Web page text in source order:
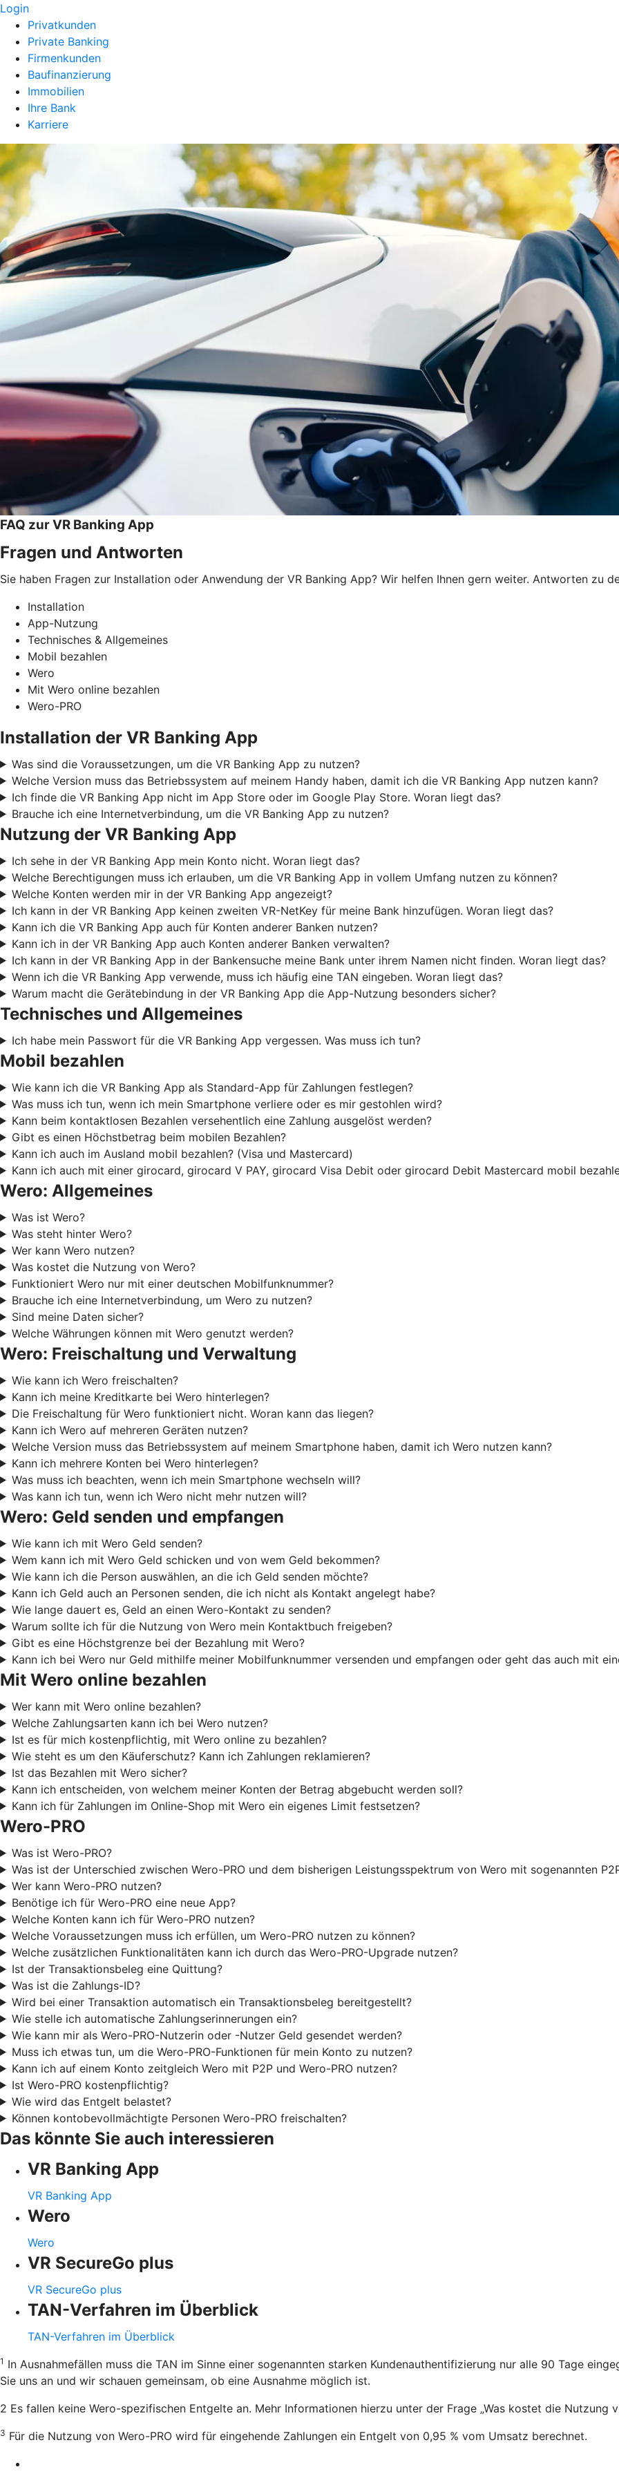
Login
Privatkunden
Private Banking
Firmenkunden
Baufinanzierung
Immobilien
Ihre Bank
Karriere
FAQ zur VR Banking App
Fragen und Antworten
Sie haben Fragen zur Installation oder Anwendung der VR Banking App? Wir helfen Ihnen gern weiter. Antworten zu
Installation
App-Nutzung
Technisches & Allgemeines
Mobil bezahlen
Wero
Mit Wero online bezahlen
Wero-PRO
Installation der VR Banking App
Was sind die Voraussetzungen, um die VR Banking App zu nutzen?
Welche Version muss das Betriebssystem auf meinem Handy haben, damit ich die VR Banking App nutzen kann?
Ich finde die VR Banking App nicht im App Store oder im Google Play Store. Woran liegt das?
Brauche ich eine Internetverbindung, um die VR Banking App zu nutzen?
Nutzung der VR Banking App
Ich sehe in der VR Banking App mein Konto nicht. Woran liegt das?
Welche Berechtigungen muss ich erlauben, um die VR Banking App in vollem Umfang nutzen zu können?
Welche Konten werden mir in der VR Banking App angezeigt?
Ich kann in der VR Banking App keinen zweiten VR-NetKey für meine Bank hinzufügen. Woran liegt das?
Kann ich die VR Banking App auch für Konten anderer Banken nutzen?
Kann ich in der VR Banking App auch Konten anderer Banken verwalten?
Ich kann in der VR Banking App in der Bankensuche meine Bank unter ihrem Namen nicht finden. Woran liegt das?
Wenn ich die VR Banking App verwende, muss ich häufig eine TAN eingeben. Woran liegt das?
Warum macht die Gerätebindung in der VR Banking App die App-Nutzung besonders sicher?
Technisches und Allgemeines
Ich habe mein Passwort für die VR Banking App vergessen. Was muss ich tun?
Mobil bezahlen
Wie kann ich die VR Banking App als Standard-App für Zahlungen festlegen?
Was muss ich tun, wenn ich mein Smartphone verliere oder es mir gestohlen wird?
Kann beim kontaktlosen Bezahlen versehentlich eine Zahlung ausgelöst werden?
Gibt es einen Höchstbetrag beim mobilen Bezahlen?
Kann ich auch im Ausland mobil bezahlen? (Visa und Mastercard)
Kann ich auch mit einer girocard, girocard V PAY, girocard Visa Debit oder girocard Debit Mastercard mobil
Wero: Allgemeines
Was ist Wero?
Was steht hinter Wero?
Wer kann Wero nutzen?
Was kostet die Nutzung von Wero?
Funktioniert Wero nur mit einer deutschen Mobilfunknummer?
Brauche ich eine Internetverbindung, um Wero zu nutzen?
Sind meine Daten sicher?
Welche Währungen können mit Wero genutzt werden?
Wero: Freischaltung und Verwaltung
Wie kann ich Wero freischalten?
Kann ich meine Kreditkarte bei Wero hinterlegen?
Die Freischaltung für Wero funktioniert nicht. Woran kann das liegen?
Kann ich Wero auf mehreren Geräten nutzen?
Welche Version muss das Betriebssystem auf meinem Smartphone haben, damit ich Wero nutzen kann?
Kann ich mehrere Konten bei Wero hinterlegen?
Was muss ich beachten, wenn ich mein Smartphone wechseln will?
Was kann ich tun, wenn ich Wero nicht mehr nutzen will?
Wero: Geld senden und empfangen
Wie kann ich mit Wero Geld senden?
Wem kann ich mit Wero Geld schicken und von wem Geld bekommen?
Wie kann ich die Person auswählen, an die ich Geld senden möchte?
Kann ich Geld auch an Personen senden, die ich nicht als Kontakt angelegt habe?
Wie lange dauert es, Geld an einen Wero-Kontakt zu senden?
Warum sollte ich für die Nutzung von Wero mein Kontaktbuch freigeben?
Gibt es eine Höchstgrenze bei der Bezahlung mit Wero?
Kann ich bei Wero nur Geld mithilfe meiner Mobilfunknummer versenden und empfangen oder geht das auch mit
Mit Wero online bezahlen
Wer kann mit Wero online bezahlen?
Welche Zahlungsarten kann ich bei Wero nutzen?
Ist es für mich kostenpflichtig, mit Wero online zu bezahlen?
Wie steht es um den Käuferschutz? Kann ich Zahlungen reklamieren?
Ist das Bezahlen mit Wero sicher?
Kann ich entscheiden, von welchem meiner Konten der Betrag abgebucht werden soll?
Kann ich für Zahlungen im Online-Shop mit Wero ein eigenes Limit festsetzen?
Wero-PRO
Was ist Wero-PRO?
Was ist der Unterschied zwischen Wero-PRO und dem bisherigen Leistungsspektrum von Wero mit sogenannten
Wer kann Wero-PRO nutzen?
Benötige ich für Wero-PRO eine neue App?
Welche Konten kann ich für Wero-PRO nutzen?
Welche Voraussetzungen muss ich erfüllen, um Wero-PRO nutzen zu können?
Welche zusätzlichen Funktionalitäten kann ich durch das Wero-PRO-Upgrade nutzen?
Ist der Transaktionsbeleg eine Quittung?
Was ist die Zahlungs-ID?
Wird bei einer Transaktion automatisch ein Transaktionsbeleg bereitgestellt?
Wie stelle ich automatische Zahlungserinnerungen ein?
Wie kann mir als Wero-PRO-Nutzerin oder -Nutzer Geld gesendet werden?
Muss ich etwas tun, um die Wero-PRO-Funktionen für mein Konto zu nutzen?
Kann ich auf einem Konto zeitgleich Wero mit P2P und Wero-PRO nutzen?
Ist Wero-PRO kostenpflichtig?
Wie wird das Entgelt belastet?
Können kontobevollmächtigte Personen Wero-PRO freischalten?
Das könnte Sie auch interessieren
VR Banking App
VR Banking App
Wero
Wero
VR SecureGo plus
VR SecureGo plus
TAN-Verfahren im Überblick
TAN-Verfahren im Überblick
1 In Ausnahmefällen muss die TAN im Sinne einer sogenannten starken Kundenauthentifizierung nur alle 90 Tage
Sie uns an und wir schauen gemeinsam, ob eine Ausnahme möglich ist.
2 Es fallen keine Wero-spezifischen Entgelte an. Mehr Informationen hierzu unter der Frage „Was kostet die Nutzung
3 Für die Nutzung von Wero-PRO wird für eingehende Zahlungen ein Entgelt von 0,95 % vom Umsatz berechnet.